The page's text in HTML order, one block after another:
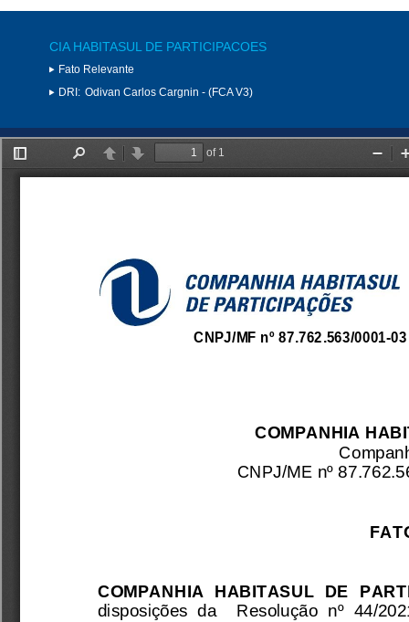
CIA HABITASUL DE PARTICIPACOES
Fato Relevante
DRI: Odivan Carlos Cargnin - (FCA V3)